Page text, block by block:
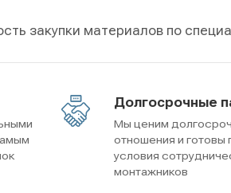
закупки материалов по
Долгосрочные
Мы ценим
отношения и
условия
монтажников